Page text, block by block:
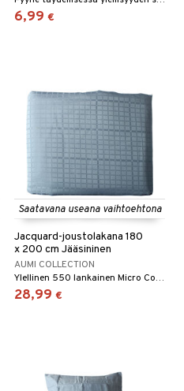
6,99 €
Saatavana useana vaihtoehtona
Jacquard-joustolakana 180
x 200 cm Jääsininen
AUMI COLLECTION
Ylellinen 550 lankainen Micro Cotton -muotoonommeltu lakana.
28,99 €